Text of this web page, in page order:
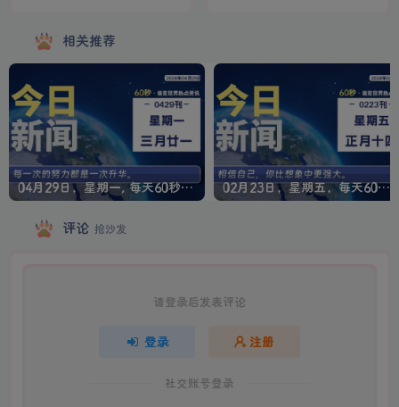
相关推荐
04月29日，星期一, 每天60秒读懂全世界！ 02月23日，星期五，每天60秒读懂全世界！
评论 抢沙发
请登录后发表评论
登录 注册
社交账号登录